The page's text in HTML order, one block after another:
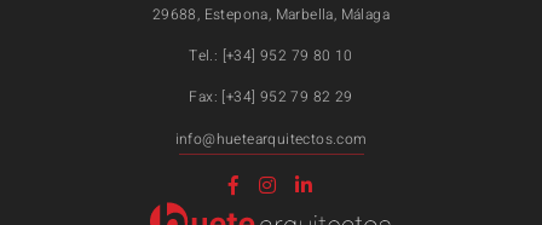
29688, Estepona, Marbella, Málaga
Tel.: [+34] 952 79 80 10
Fax: [+34] 952 79 82 29
info@huetearquitectos.com